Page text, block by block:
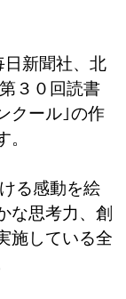
新聞社、北
３０回読書
クール｣の作
る感動を絵
な思考力、創
施している全